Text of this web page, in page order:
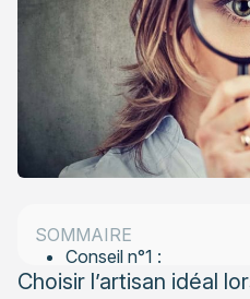
Choisir l’artisan idéal
SOMMAIRE
avoir réfléchi plus
Conseil n°1 :